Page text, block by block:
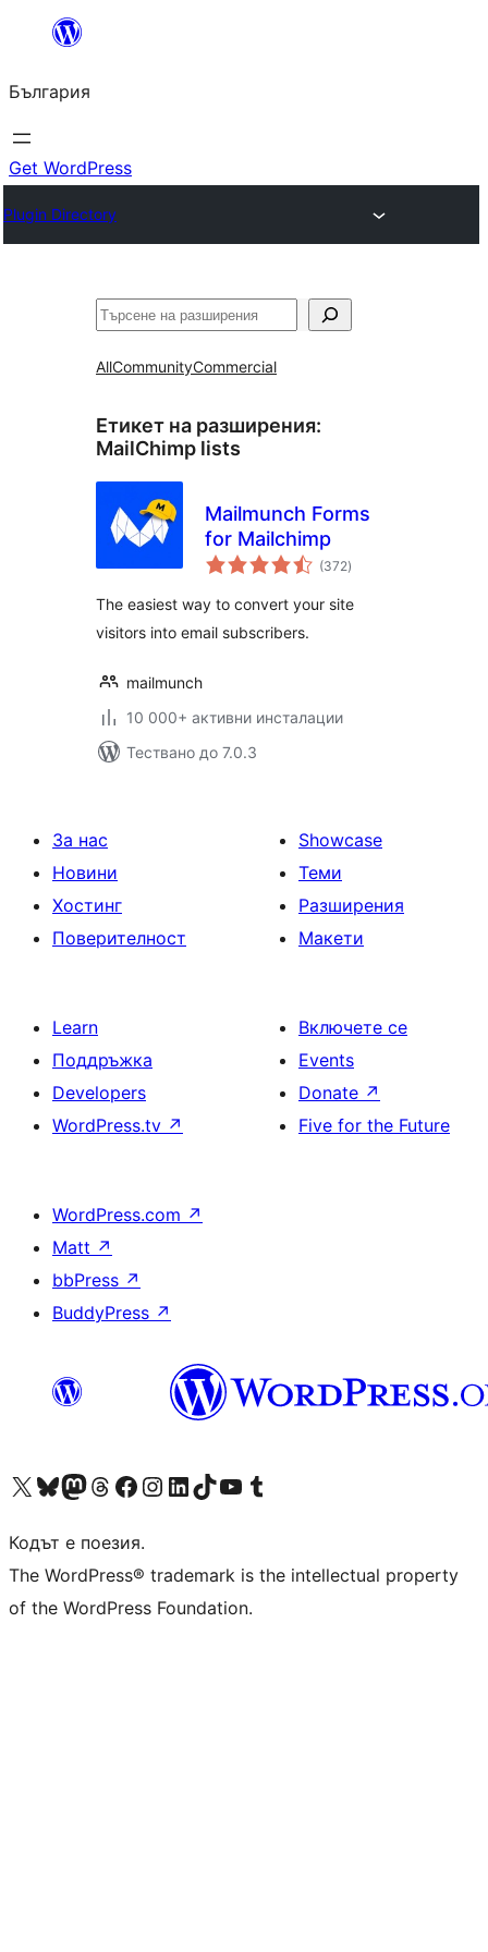
България
Get WordPress
Plugin Directory
Търсене
AllCommunityCommercial
Етикет на разширения:
MailChimp lists
Mailmunch Forms
for Mailchimp
(372общо
оценки
)
The easiest way to convert your site
visitors into email subscribers.
mailmunch
10 000+ активни инсталации
Тествано до 7.0.3
За нас
Новини
Хостинг
Поверителност
Showcase
Теми
Разширения
Макети
Learn
Поддръжка
Developers
WordPress.tv ↗
Включете се
Events
Donate ↗
Five for the Future
WordPress.com ↗
Matt ↗
bbPress ↗
BuddyPress ↗
Visit our X (formerly Twitter) account
Visit our Bluesky account
Visit our Mastodon account
Visit our Threads account
Посетете нашата страница във Facebook
Посетете нашия профил в Instagram
Посетете нашия профил в LinkedIn
Visit our TikTok account
Visit our YouTube channel
Visit our Tumblr account
Кодът е поезия.
The WordPress® trademark is the intellectual property
of the WordPress Foundation.